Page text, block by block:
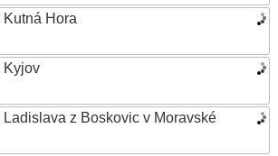
Hora
Kyjov
z Boskovic v Moravské